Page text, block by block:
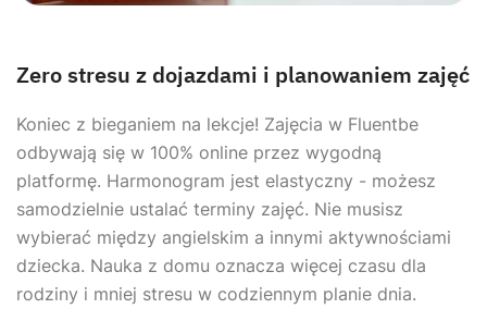
Zero stresu z dojazdami i planowaniem zajęć
Koniec z bieganiem na lekcje! Zajęcia w Fluentbe
odbywają się w 100% online przez wygodną
platformę. Harmonogram jest elastyczny - możesz
samodzielnie ustalać terminy zajęć. Nie musisz
wybierać między angielskim a innymi aktywnościami
dziecka. Nauka z domu oznacza więcej czasu dla
rodziny i mniej stresu w codziennym planie dnia.